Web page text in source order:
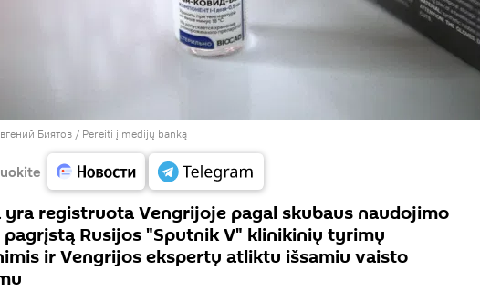
Биятов / Pereiti į medijų banką
yra registruota Vengrijoje pagal skubaus naudojimo
pagrįstą Rusijos "Sputnik V" klinikinių tyrimų
ir Vengrijos ekspertų atliktu išsamiu vaisto